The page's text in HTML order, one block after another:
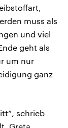
muss als
und viel
geht als
um nur
ganz
schrieb